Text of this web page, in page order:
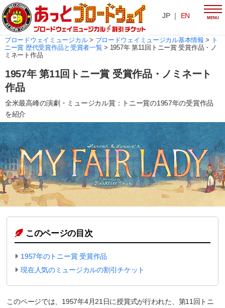
JP ｜ EN MENU
ブロードウェイミュージカル> ブロードウェイミュージカル基本情報 >
ト
ニー賞 歴代受賞作品と受賞者一覧 > 1957年 第11回トニー賞 受賞作品・ノ
ミネート作品
1957年 第11回トニー賞 受賞作品・ノミネート
作品
全米最高峰の演劇・ミュージカル賞：トニー賞の1957年の受賞作品
を紹介
このページの目次
1957年のトニー賞 受賞作品
現在人気のミュージカルの割引チケット
このページでは、1957年4月21日に授賞式が行われた、第11回トニ